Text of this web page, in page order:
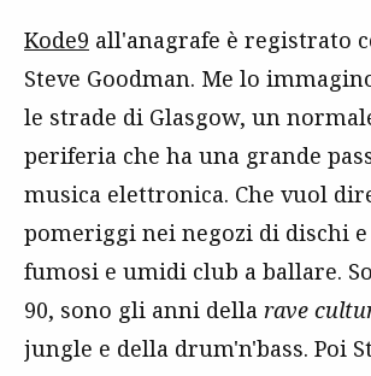
Kode9 all'anagrafe è registrato
Steve Goodman. Me lo
le strade di Glasgow, un
periferia che ha una grande
musica elettronica. Che vuol
pomeriggi nei negozi di dischi
fumosi e umidi club a ballare.
90, sono gli anni della rave
jungle e della drum'n'bass. Poi